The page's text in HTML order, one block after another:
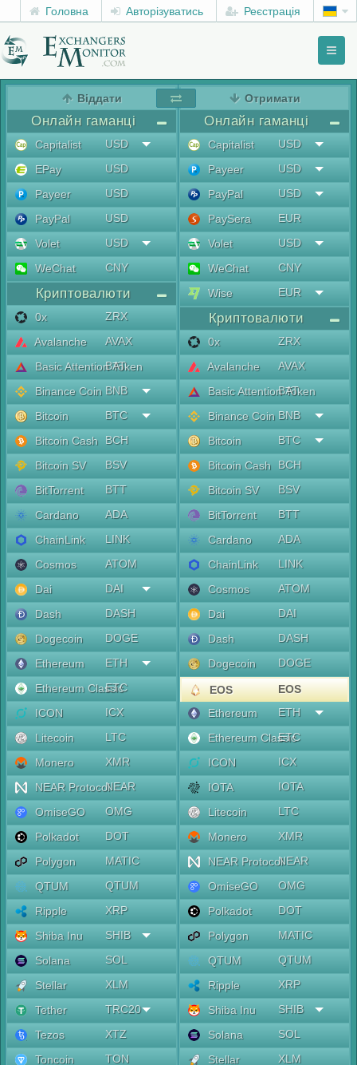
Головна Авторізуватись Реєстрація
Віддати
Онлайн гаманці
Capitalist
USD
EPay
USD
Payeer
USD
PayPal
USD
Volet
USD
WeChat
CNY
Криптовалюти
0x
ZRX
Avalanche
AVAX
Basic Attention Token
BAT
Binance Coin BNB
Bitcoin
BTC
Bitcoin Cash
BCH
Bitcoin SV
BSV
BitTorrent
BTT
Cardano
ADA
ChainLink
LINK
Cosmos
ATOM
Dai
DAI
Dash
DASH
Dogecoin
DOGE
Ethereum
ETH
Ethereum Classic
ETC
ICON
ICX
Litecoin
LTC
Monero
XMR
NEAR ProtocolNEAR
OmiseGO
OMG
Polkadot
DOT
Polygon
MATIC
QTUM
QTUM
Ripple
XRP
Shiba Inu
SHIB
Solana
SOL
Stellar
XLM
Tether
TRC20
Tezos
XTZ
Toncoin
TON
Отримати
Онлайн гаманці
Capitalist
USD
Payeer
USD
PayPal
USD
PaySera
EUR
Volet
USD
WeChat
CNY
Wise
EUR
Криптовалюти
0x
ZRX
Avalanche
AVAX
Basic Attention Token
BAT
Binance Coin BNB
Bitcoin
BTC
Bitcoin Cash
BCH
Bitcoin SV
BSV
BitTorrent
BTT
Cardano
ADA
ChainLink
LINK
Cosmos
ATOM
Dai
DAI
Dash
DASH
Dogecoin
DOGE
EOS
EOS
Ethereum
ETH
Ethereum Classic
ETC
ICON
ICX
IOTA
IOTA
Litecoin
LTC
Monero
XMR
NEAR ProtocolNEAR
OmiseGO
OMG
Polkadot
DOT
Polygon
MATIC
QTUM
QTUM
Ripple
XRP
Shiba Inu
SHIB
Solana
SOL
Stellar
XLM